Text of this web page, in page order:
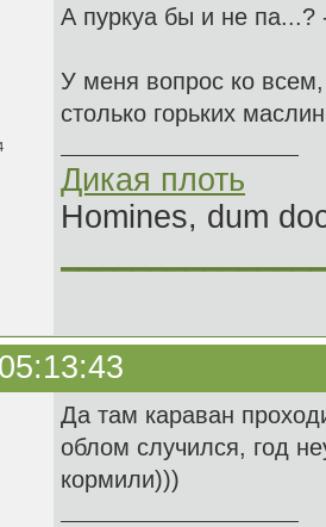
А пуркуа бы и не
У меня вопрос ко
столько горьких
Дикая плоть
Homines, dum
Да там караван
облом случился, год
кормили)))